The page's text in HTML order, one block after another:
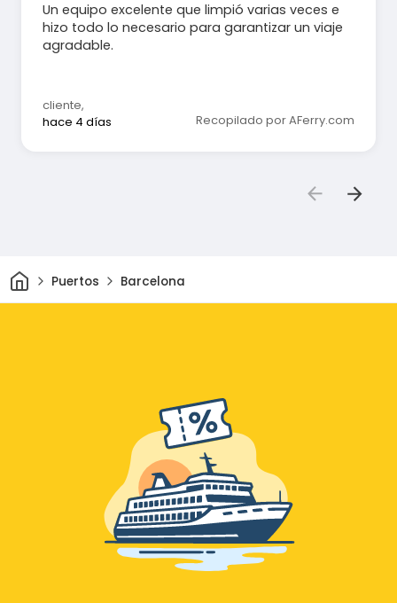
Un equipo excelente que limpió varias veces e
hizo todo lo necesario para garantizar un viaje
agradable.
cliente,
hace 4 días
Recopilado por AFerry.com
InicioPuertos Barcelona